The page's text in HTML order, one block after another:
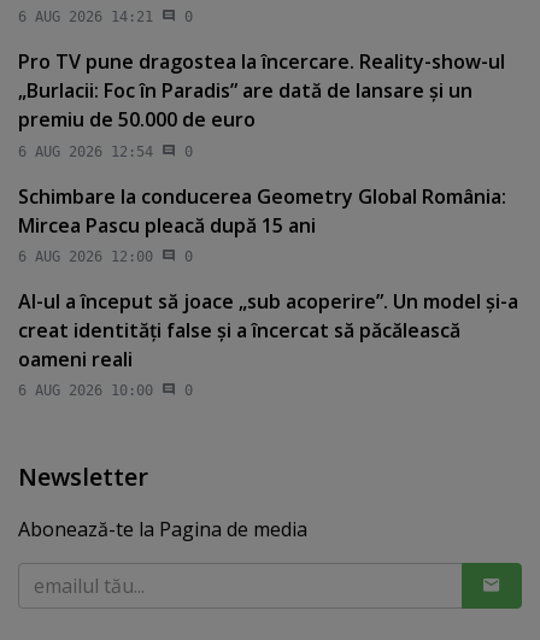
6 AUG 2026 14:21 0
Pro TV pune dragostea la încercare. Reality-show-ul
„Burlacii: Foc în Paradis” are dată de lansare şi un
premiu de 50.000 de euro
6 AUG 2026 12:54 0
Schimbare la conducerea Geometry Global România:
Mircea Pascu pleacă după 15 ani
6 AUG 2026 12:00 0
AI-ul a început să joace „sub acoperire”. Un model şi-a
creat identităţi false şi a încercat să păcălească
oameni reali
6 AUG 2026 10:00 0
Newsletter
Abonează-te la Pagina de media